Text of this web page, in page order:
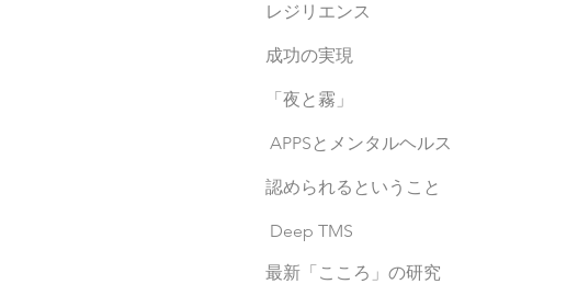
レジリエンス
成功の実現
「夜と霧」
APPSとメンタルヘルス
認められるということ
Deep TMS
最新「こころ」の研究